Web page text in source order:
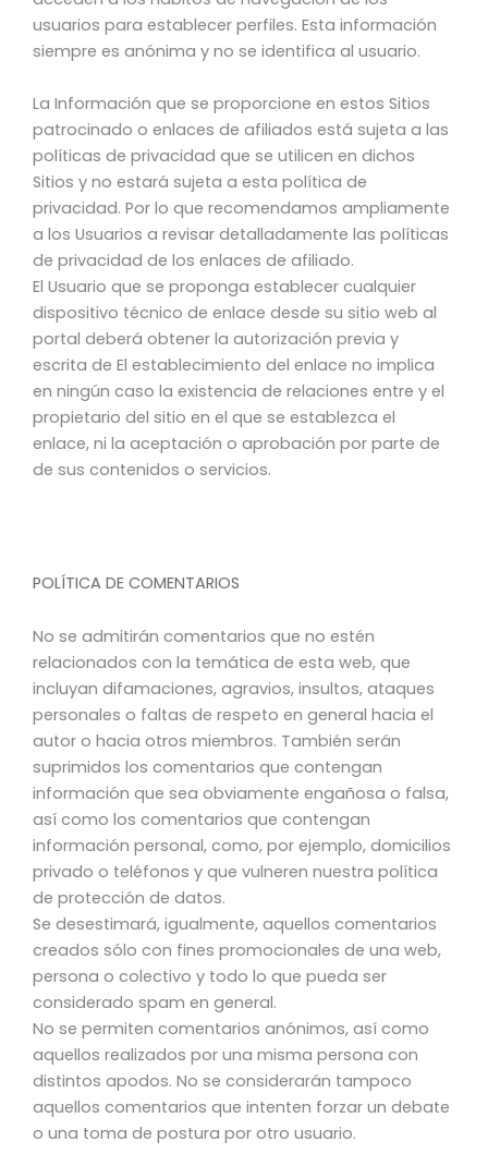
usuarios para establecer perfiles. Esta información
siempre es anónima y no se identifica al usuario.
La Información que se proporcione en estos Sitios
patrocinado o enlaces de afiliados está sujeta a las
políticas de privacidad que se utilicen en dichos
Sitios y no estará sujeta a esta política de
privacidad. Por lo que recomendamos ampliamente
a los Usuarios a revisar detalladamente las políticas
de privacidad de los enlaces de afiliado.
El Usuario que se proponga establecer cualquier
dispositivo técnico de enlace desde su sitio web al
portal deberá obtener la autorización previa y
escrita de El establecimiento del enlace no implica
en ningún caso la existencia de relaciones entre y el
propietario del sitio en el que se establezca el
enlace, ni la aceptación o aprobación por parte de
de sus contenidos o servicios.
POLÍTICA DE COMENTARIOS
No se admitirán comentarios que no estén
relacionados con la temática de esta web, que
incluyan difamaciones, agravios, insultos, ataques
personales o faltas de respeto en general hacia el
autor o hacia otros miembros. También serán
suprimidos los comentarios que contengan
información que sea obviamente engañosa o falsa,
así como los comentarios que contengan
información personal, como, por ejemplo, domicilios
privado o teléfonos y que vulneren nuestra política
de protección de datos.
Se desestimará, igualmente, aquellos comentarios
creados sólo con fines promocionales de una web,
persona o colectivo y todo lo que pueda ser
considerado spam en general.
No se permiten comentarios anónimos, así como
aquellos realizados por una misma persona con
distintos apodos. No se considerarán tampoco
aquellos comentarios que intenten forzar un debate
o una toma de postura por otro usuario.